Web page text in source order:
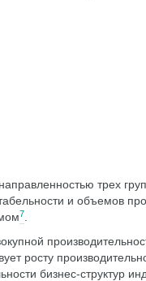
трех
и объемов
7.
росту
бизнес-структур